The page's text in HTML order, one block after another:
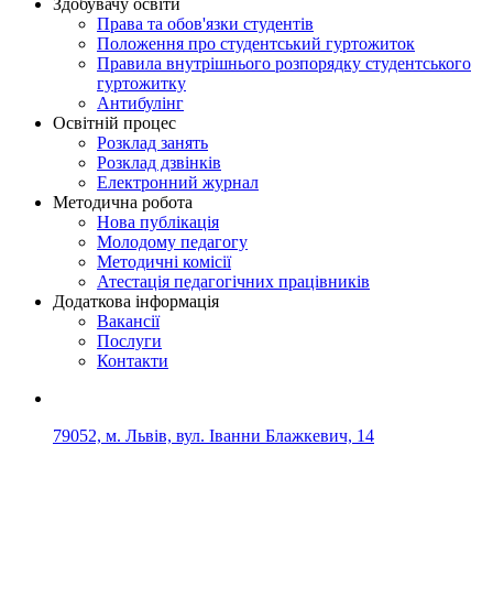
Здобувачу освіти
Права та обов'язки студентів
Положення про студентський гуртожиток
Правила внутрішнього розпорядку студентського
гуртожитку
Антибулінг
Освітній процес
Розклад занять
Розклад дзвінків
Електронний журнал
Методична робота
Нова публікація
Молодому педагогу
Методичні комісії
Атестація педагогічних працівників
Додаткова інформація
Вакансії
Послуги
Контакти
79052, м. Львів, вул. Іванни Блажкевич, 14